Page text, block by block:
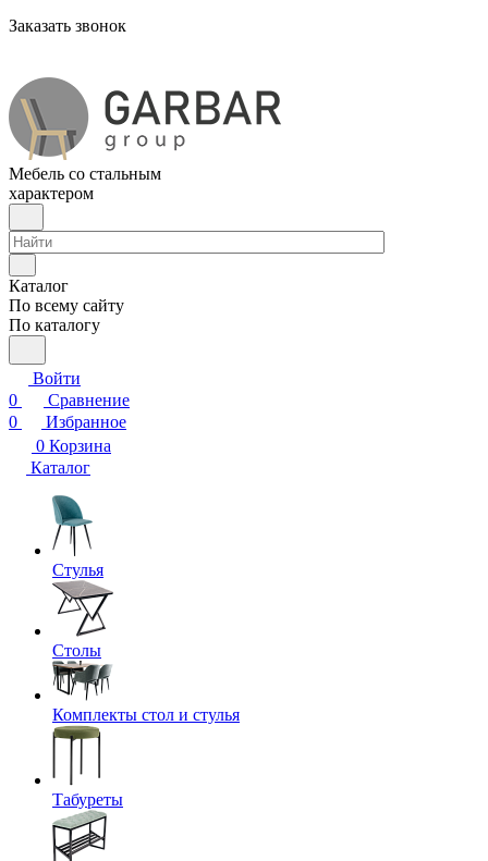
Заказать звонок
Мебель со стальным
характером
Каталог
По всему сайту
По каталогу
Войти
0
Сравнение
0
Избранное
0 Корзина
Каталог
Стулья
Столы
Комплекты стол и стулья
Табуреты